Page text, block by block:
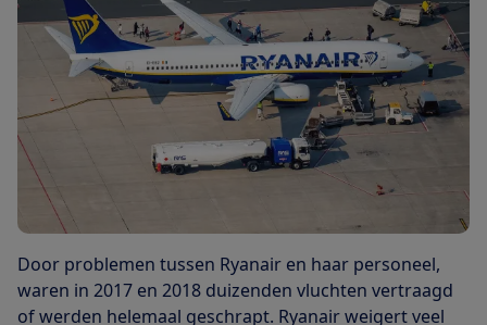
Door problemen tussen Ryanair en haar personeel,
waren in 2017 en 2018 duizenden vluchten vertraagd
of werden helemaal geschrapt. Ryanair weigert veel